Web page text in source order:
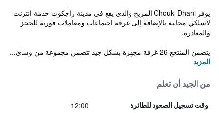
يوفر Chouki Dhani المريح والذي يقع في مدينة راجكوت خدمة انترنت
لاسلكي مجانية بالإضافة إلى غرفة اجتماعات ومعاملات فورية للحجز
والمغادرة.
يتضمن المنتجع 26 غرفة مجهزة بشكل جيد تتضمن مجموعة من وسائ...
المزيد
من الجيد أن تعلم
وقت تسجيل الصعود للطائرة 12:00